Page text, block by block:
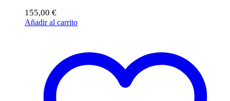
155,00 €
Añadir al carrito